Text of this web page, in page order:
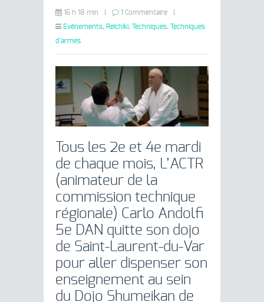
16 h 18 min 1 Commentaire
Evénements, Reichiki, Techniques, Techniques
d'armes
Tous les 2e et 4e mardi
de chaque mois, L’ACTR
(animateur de la
commission technique
régionale) Carlo Andolfi
5e DAN quitte son dojo
de Saint-Laurent-du-Var
pour aller dispenser son
enseignement au sein
du Dojo Shumeikan de